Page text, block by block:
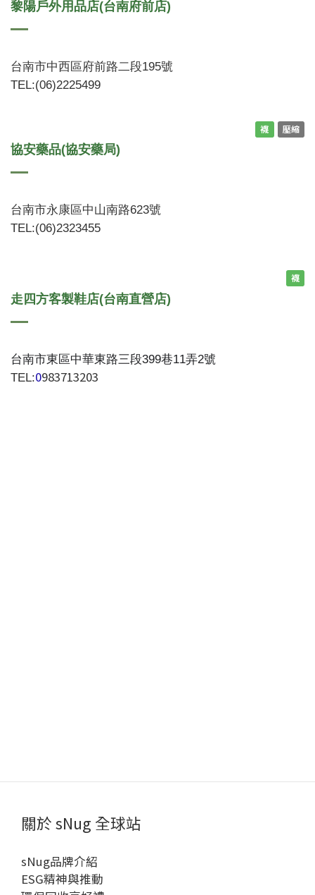
黎陽戶外用品店(台南府前店)
台南市中西區府前路二段195號
TEL:(06)2225499
襪 壓縮
協安藥品(協安藥局)
台南市永康區中山南路623號
TEL:(06)2323455
襪
走四方客製鞋店(台南直營店)
台南市東區中華東路三段399巷11弄2號
TEL:0983713203
關於 sNug 全球站
sNug品牌介紹
ESG精神與推動